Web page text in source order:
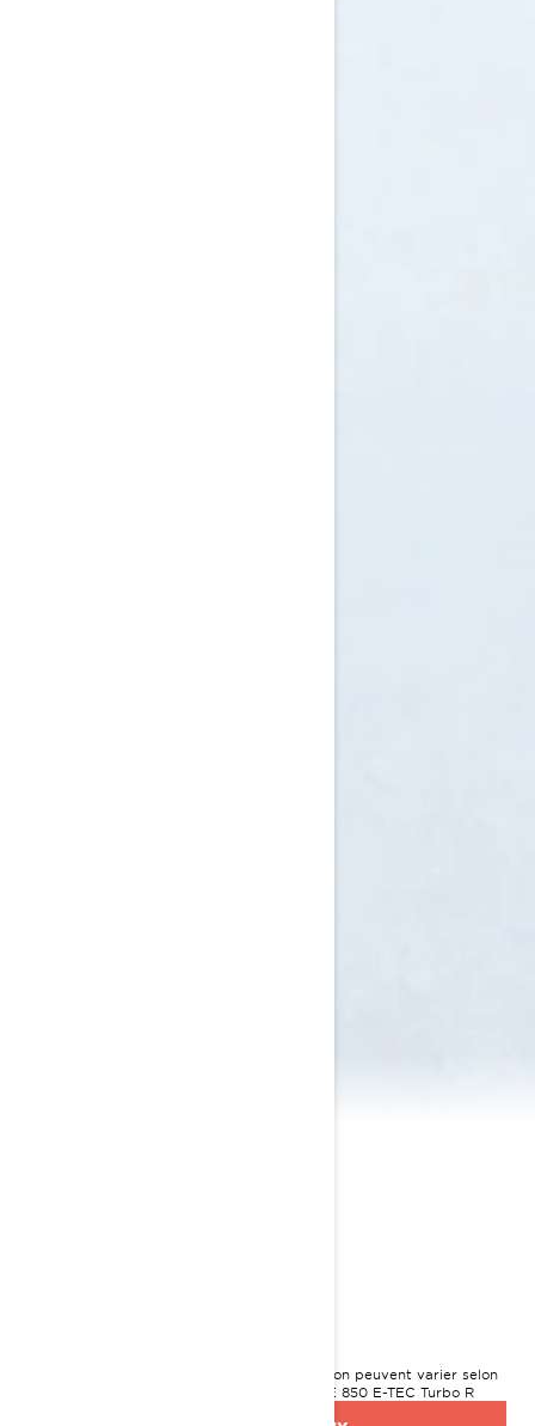
PDSF, les frais de transport et de préparation peuvent varier selon
*Ensemble Illustré: Shredder RE 850 E-TEC Turbo R